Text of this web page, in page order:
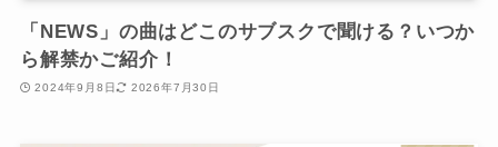
「NEWS」の曲はどこのサブスクで聞ける？いつか
ら解禁かご紹介！
2024年9月8日 2026年7月30日